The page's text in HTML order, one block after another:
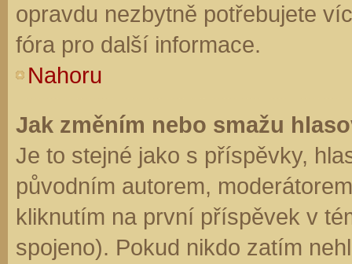
opravdu nezbytně potřebujete
fóra pro další informace.
Nahoru
Jak změním nebo smažu
Je to stejné jako s příspěvky,
původním autorem,
kliknutím na první příspěvek v
spojeno). Pokud nikdo zatím